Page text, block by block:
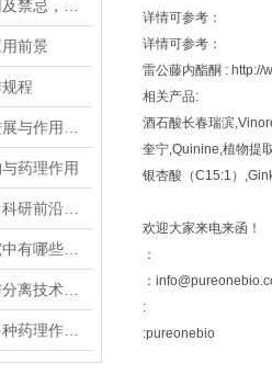
前景
程
药理作用
详情可参考：
详情可参考：
雷公藤内酯酮 :
相关产品:
酒石酸长春瑞滨
奎宁,Quinine,植物提
银杏酸（C15:1）
欢迎大家来电来函！
：
：
:
:pureonebio